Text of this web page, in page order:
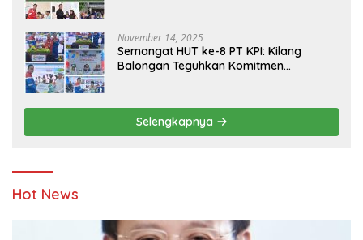
November 14, 2025
Semangat HUT ke-8 PT KPI: Kilang
Balongan Teguhkan Komitmen
Pendidikan
Selengkapnya
Hot News